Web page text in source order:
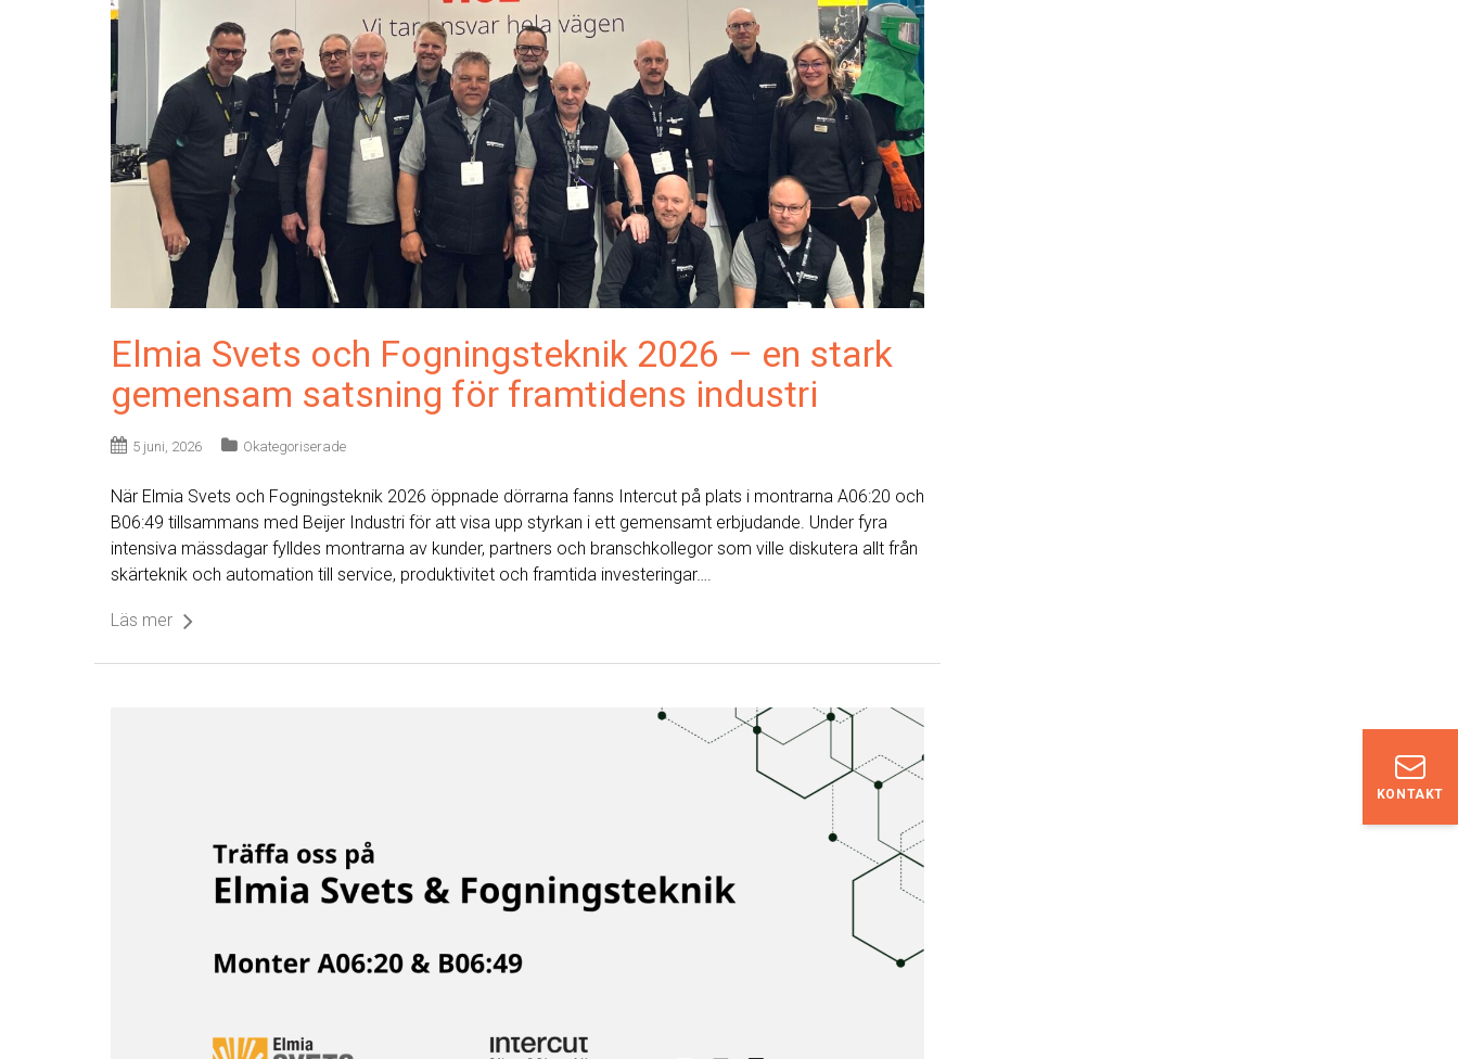
Elmia Svets och Fogningsteknik 2026 – en stark
gemensam satsning för framtidens industri
5 juni, 2026 Okategoriserade
När Elmia Svets och Fogningsteknik 2026 öppnade dörrarna fanns Intercut på plats i montrarna A06:20 och
B06:49 tillsammans med Beijer Industri för att visa upp styrkan i ett gemensamt erbjudande. Under fyra
intensiva mässdagar fylldes montrarna av kunder, partners och branschkollegor som ville diskutera allt från
skärteknik och automation till service, produktivitet och framtida investeringar….
Läs mer
KONTAKT